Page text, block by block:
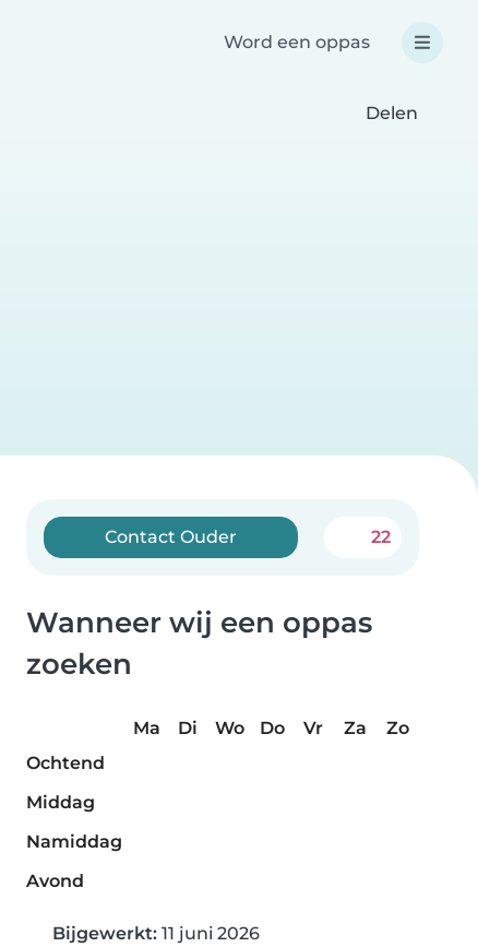
Word een oppas
Delen
Contact Ouder 22
Wanneer wij een oppas
zoeken
Ma Di Wo Do Vr Za
Zo
Ochtend
Middag
Namiddag
Avond
Bijgewerkt: 11 juni 2026